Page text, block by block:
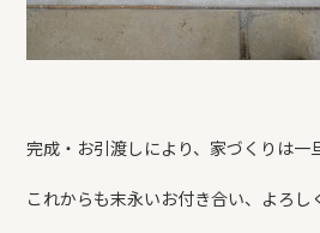
完成・お引渡しにより、家づくりは一
これからも末永いお付き合い、よろし